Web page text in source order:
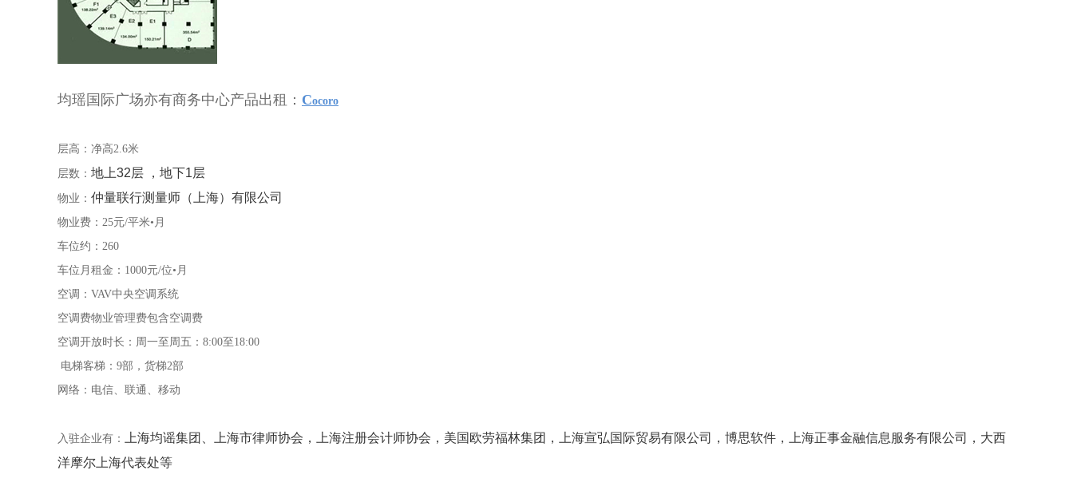
均瑶国际广场亦有商务中心产品出租： Cocoro
层高：净高2.6米
层数： 地上32层 ，地下1层
物业： 仲量联行测量师（上海）有限公司
物业费：25元/平米•月
车位约：260
车位月租金：1000元/位•月
空调：VAV中央空调系统
空调费物业管理费包含空调费
空调开放时长：周一至周五：8:00至18:00
电梯客梯：9部，货梯2部
网络：电信、联通、移动
入驻企业有：
上海均谣集团、上海市律师协会，上海注册会计师协会，美国欧劳福林集团，上海宣弘国际贸易有限公司，博思软件，上海正事金融信息服务有限公司，大西
洋摩尔上海代表处等